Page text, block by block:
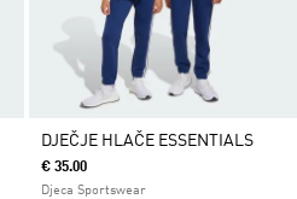
DJEČJE HLAČE ESSENTIALS
€ 35.00
Djeca Sportswear